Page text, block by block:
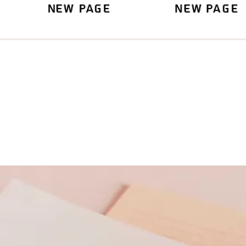
New Page
New Page